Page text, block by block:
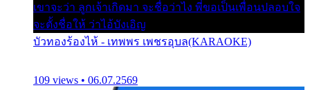
เขาจะว่า ลูกเจ้าเกิดมา จะชื่อว่าไง พี่ขอเป็นเพื่อนปลอบใจ
จะตั้งชื่อให้ ว่าไอ้บังเอิญ
บัวทองร้องไห้ - เทพพร เพชรอุบล(KARAOKE)
109 views • 06.07.2569